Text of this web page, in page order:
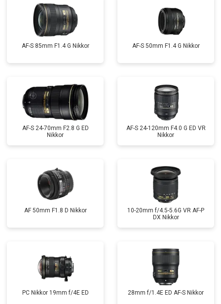
AF-S 85mm F1.4 G Nikkor AF-S 50mm F1.4 G Nikkor
AF-S 24-70mm F2.8 G ED
Nikkor
AF-S 24-120mm F4.0 G ED VR
Nikkor
AF 50mm F1.8 D Nikkor
10-20mm f/4.5-5.6G VR AF-P
DX Nikkor
PC Nikkor 19mm f/4E ED 28mm f/1.4E ED AF-S Nikkor